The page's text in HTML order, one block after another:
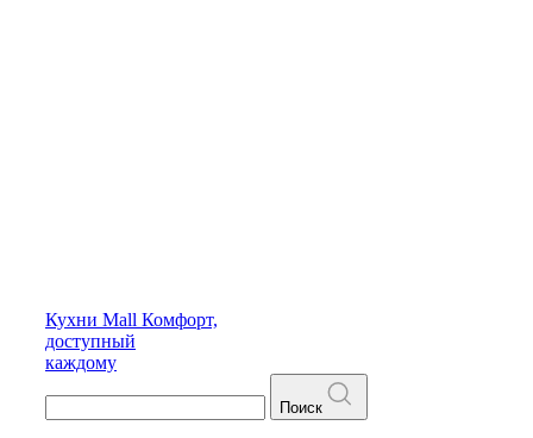
Кухни Mall Комфорт,
доступный
каждому
Поиск